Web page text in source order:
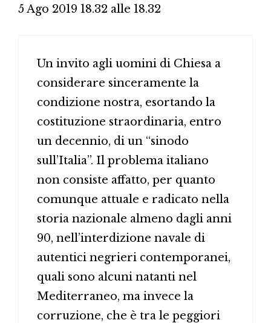
5 Ago 2019 18.32 alle 18.32
Un invito agli uomini di Chiesa a
considerare sinceramente la
condizione nostra, esortando la
costituzione straordinaria, entro
un decennio, di un “sinodo
sull’Italia”. Il problema italiano
non consiste affatto, per quanto
comunque attuale e radicato nella
storia nazionale almeno dagli anni
90, nell’interdizione navale di
autentici negrieri contemporanei,
quali sono alcuni natanti nel
Mediterraneo, ma invece la
corruzione, che è tra le peggiori